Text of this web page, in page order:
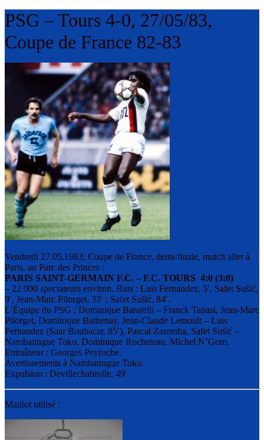
PSG – Tours 4-0, 27/05/83,
Coupe de France 82-83
Vendredi 27.05.1983, Coupe de France, demi-finale, match aller à
Paris, au Parc des Princes :
PARIS SAINT-GERMAIN F.C. – F.C. TOURS 4:0 (3:0)
– 22 000 spectateurs environ. Buts : Luis Fernandez, 5′, Safet Sušić,
9′, Jean-Marc Pilorget, 33′ ; Safet Sušić, 84′.
L’Équipe du PSG : Dominique Baratelli – Franck Tanasi, Jean-Marc
Pilorget, Dominique Bathenay, Jean-Claude Lemoult – Luis
Fernandez (Saar Boubacar, 85′), Pascal Zaremba, Safet Sušić –
Nambatingue Toko, Dominique Rocheteau, Michel N’Gom.
Entraîneur : Georges Peyroche.
Avertissements à Nambatingue Toko.
Expulsion : Devillechabrolle, 49′.
Maillot utilisé :